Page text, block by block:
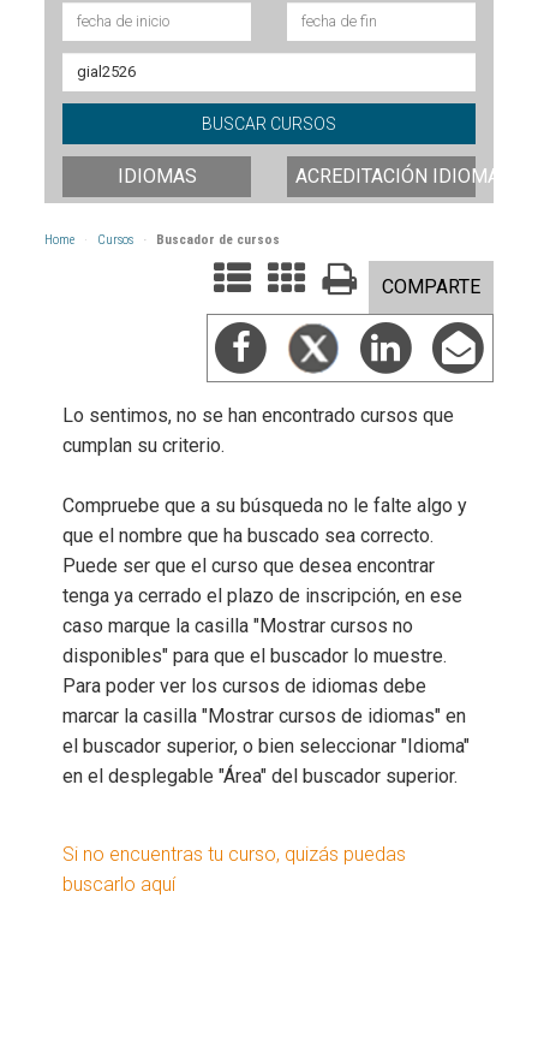
IDIOMAS ACREDITACIÓN IDIOMAS
Home Cursos Buscador de cursos
COMPARTE
Lo sentimos, no se han encontrado cursos que
cumplan su criterio.
Compruebe que a su búsqueda no le falte algo y
que el nombre que ha buscado sea correcto.
Puede ser que el curso que desea encontrar
tenga ya cerrado el plazo de inscripción, en ese
caso marque la casilla "Mostrar cursos no
disponibles" para que el buscador lo muestre.
Para poder ver los cursos de idiomas debe
marcar la casilla "Mostrar cursos de idiomas" en
el buscador superior, o bien seleccionar "Idioma"
en el desplegable "Área" del buscador superior.
Si no encuentras tu curso, quizás puedas
buscarlo aquí